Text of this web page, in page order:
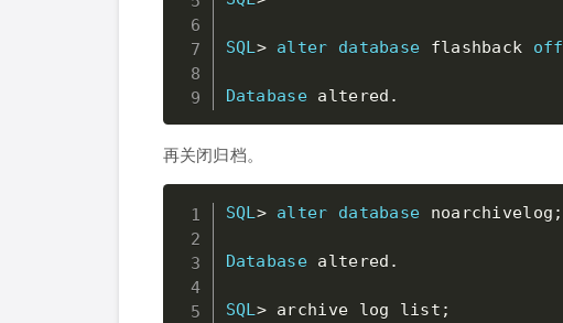
SQL> alter database flashback off
Database altered .
再关闭归档。
SQL> alter database noarchivelog ;
Database altered .
SQL> archive log list ;